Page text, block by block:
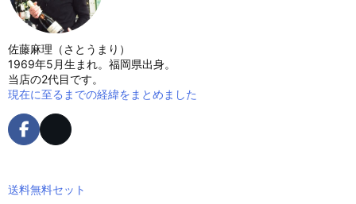
佐藤麻理（さとうまり）
1969年5月生まれ。福岡県出身。
当店の2代目です。
現在に至るまでの経緯をまとめました
送料無料セット